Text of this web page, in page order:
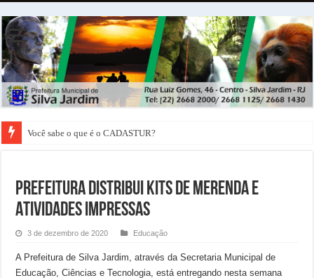
Representantes da Caixa Econômica Federal vem a Silva Jardim conhecer
PREFEITURA DISTRIBUI KITS DE MERENDA E
ATIVIDADES IMPRESSAS
3 de dezembro de 2020 Educação
A Prefeitura de Silva Jardim, através da Secretaria Municipal de
Educação, Ciências e Tecnologia, está entregando nesta semana